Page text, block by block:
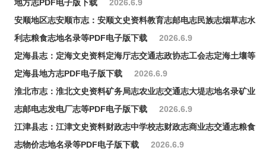
地方志PDF电子版下载
2026.6.9
安顺地区志安顺市志：安顺文史资料教育志邮电志民族志烟草志水
利志粮食志地名录等PDF电子版下载
2026.6.9
定海县志：定海文史资料定海厅志交通志政协志工会志定海土壤等
定海县地方志PDF电子版下载
2026.6.9
淮北市志：淮北文史资料矿务局志农业志交通志大堤志地名录矿业
志邮电志发电厂志等PDF电子版下载
2026.6.9
江津县志：江津文史资料财政志中学校志财政志商业志交通志粮食
志物价志地名录等PDF电子版下载
2026.6.9